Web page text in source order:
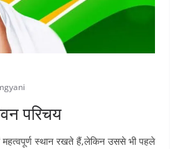
परिचय
में महत्वपूर्ण स्थान रखते हैं,लेकिन उससे भी पहले